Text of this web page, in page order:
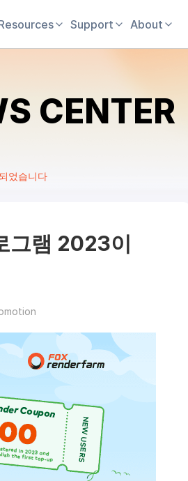
Support About
CENTER
었습니다
그램 2023이